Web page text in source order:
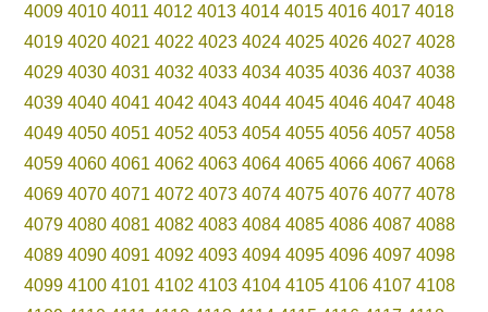
4009 4010 4011 4012 4013 4014 4015 4016 4017 4018
4019 4020 4021 4022 4023 4024 4025 4026 4027 4028
4029 4030 4031 4032 4033 4034 4035 4036 4037 4038
4039 4040 4041 4042 4043 4044 4045 4046 4047 4048
4049 4050 4051 4052 4053 4054 4055 4056 4057 4058
4059 4060 4061 4062 4063 4064 4065 4066 4067 4068
4069 4070 4071 4072 4073 4074 4075 4076 4077 4078
4079 4080 4081 4082 4083 4084 4085 4086 4087 4088
4089 4090 4091 4092 4093 4094 4095 4096 4097 4098
4099 4100 4101 4102 4103 4104 4105 4106 4107 4108